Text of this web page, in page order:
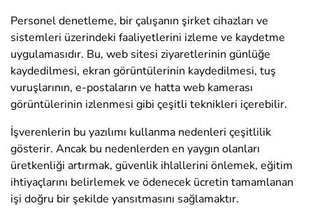
Personel denetleme, bir çalışanın şirket cihazları ve
sistemleri üzerindeki faaliyetlerini izleme ve kaydetme
uygulamasıdır. Bu, web sitesi ziyaretlerinin günlüğe
kaydedilmesi, ekran görüntülerinin kaydedilmesi, tuş
vuruşlarının, e-postaların ve hatta web kamerası
görüntülerinin izlenmesi gibi çeşitli teknikleri içerebilir.
İşverenlerin bu yazılımı kullanma nedenleri çeşitlilik
gösterir. Ancak bu nedenlerden en yaygın olanları
üretkenliği artırmak, güvenlik ihlallerini önlemek, eğitim
ihtiyaçlarını belirlemek ve ödenecek ücretin tamamlanan
işi doğru bir şekilde yansıtmasını sağlamaktır.